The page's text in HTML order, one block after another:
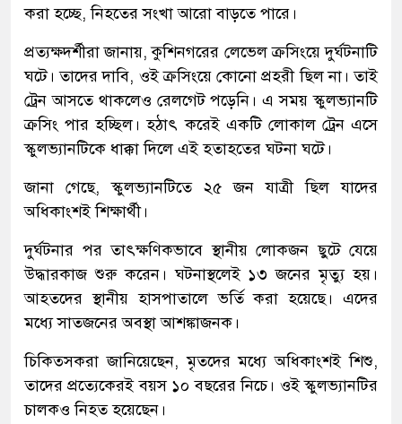
করা হচ্ছে, নিহতের সংখা আরো বাড়তে পারে।
প্রত্যক্ষদর্শীরা জানায়, কুশিনগরের লেভেল ক্রসিংয়ে দুর্ঘটনাটি
ঘটে। তাদের দাবি, ওই ক্রসিংয়ে কোনো প্রহরী ছিল না। তাই
ট্রেন আসতে থাকলেও রেলগেট পড়েনি। এ সময় স্কুলভ্যানটি
ক্রসিং পার হচ্ছিল। হঠাৎ করেই একটি লোকাল ট্রেন এসে
স্কুলভ্যানটিকে ধাক্কা দিলে এই হতাহতের ঘটনা ঘটে।
জানা গেছে, স্কুলভ্যানটিতে ২৫ জন যাত্রী ছিল যাদের
অধিকাংশই শিক্ষার্থী।
দুর্ঘটনার পর তাৎক্ষণিকভাবে স্থানীয় লোকজন ছুটে যেয়ে
উদ্ধারকাজ শুরু করেন। ঘটনাস্থলেই ১৩ জনের মৃত্যু হয়।
আহতদের স্থানীয় হাসপাতালে ভর্তি করা হয়েছে। এদের
মধ্যে সাতজনের অবস্থা আশঙ্কাজনক।
চিকিত্সকরা জানিয়েছেন, মৃতদের মধ্যে অধিকাংশই শিশু,
তাদের প্রত্যেকেরই বয়স ১০ বছরের নিচে। ওই স্কুলভ্যানটির
চালকও নিহত হয়েছেন।